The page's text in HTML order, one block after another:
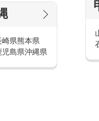
崎県熊本県
児島県沖縄県